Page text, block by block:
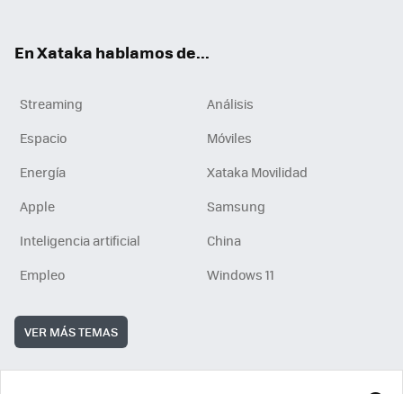
En Xataka hablamos de...
Streaming
Análisis
Espacio
Móviles
Energía
Xataka Movilidad
Apple
Samsung
Inteligencia artificial
China
Empleo
Windows 11
VER MÁS TEMAS